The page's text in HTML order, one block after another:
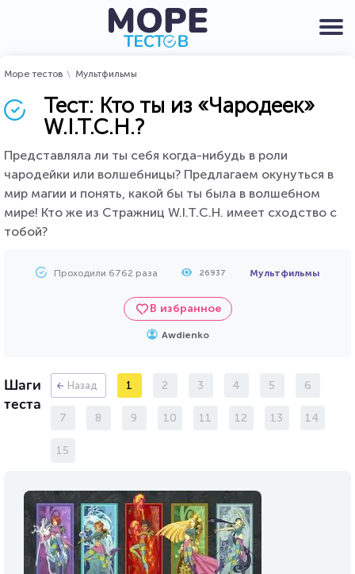
Море тестов Мультфильмы
Тест: Кто ты из «Чародеек»
W.I.T.C.H.?
Представляла ли ты себя когда-нибудь в роли
чародейки или волшебницы? Предлагаем окунуться в
мир магии и понять, какой бы ты была в волшебном
мире! Кто же из Стражниц W.I.T.C.H. имеет сходство с
тобой?
Проходили 6762 раза 26937 Мультфильмы
В избранное
Awdienko
Шаги
теста
Назад 1 2 3 4 5 6
7 8 9 10 11 12 13 14
15